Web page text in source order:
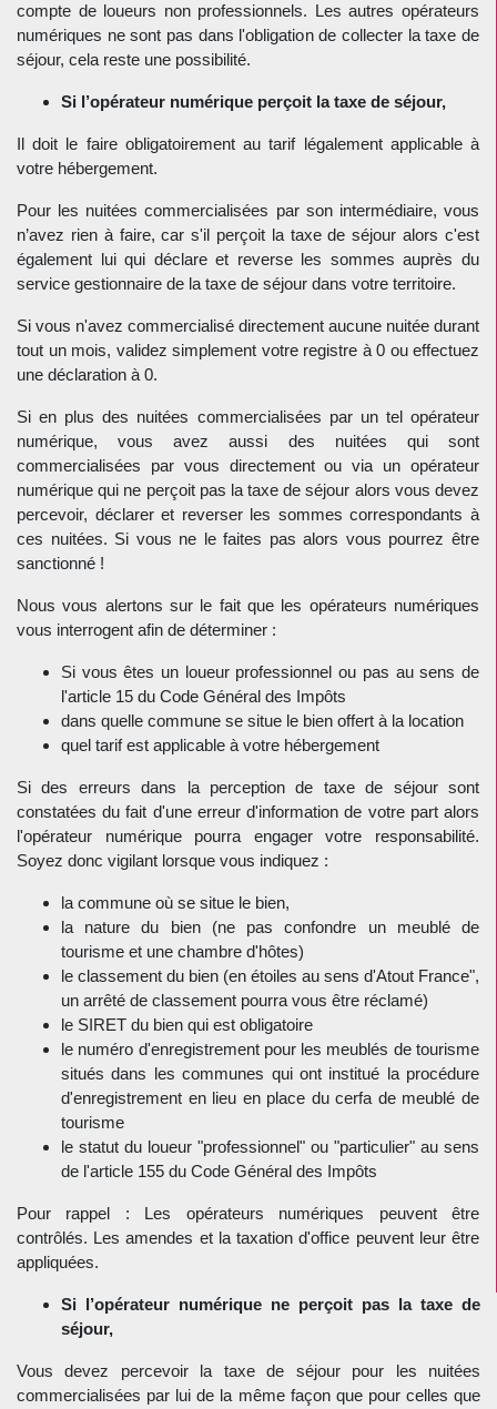
compte de loueurs non professionnels. Les autres opérateurs
numériques ne sont pas dans l'obligation de collecter la taxe de
séjour, cela reste une possibilité.
Si l’opérateur numérique perçoit la taxe de séjour,
Il doit le faire obligatoirement au tarif légalement applicable à
votre hébergement.
Pour les nuitées commercialisées par son intermédiaire, vous
n’avez rien à faire, car s'il perçoit la taxe de séjour alors c'est
également lui qui déclare et reverse les sommes auprès du
service gestionnaire de la taxe de séjour dans votre territoire.
Si vous n'avez commercialisé directement aucune nuitée durant
tout un mois, validez simplement votre registre à 0 ou effectuez
une déclaration à 0.
Si en plus des nuitées commercialisées par un tel opérateur
numérique, vous avez aussi des nuitées qui sont
commercialisées par vous directement ou via un opérateur
numérique qui ne perçoit pas la taxe de séjour alors vous devez
percevoir, déclarer et reverser les sommes correspondants à
ces nuitées. Si vous ne le faites pas alors vous pourrez être
sanctionné !
Nous vous alertons sur le fait que les opérateurs numériques
vous interrogent afin de déterminer :
Si vous êtes un loueur professionnel ou pas au sens de
l'article 15 du Code Général des Impôts
dans quelle commune se situe le bien offert à la location
quel tarif est applicable à votre hébergement
Si des erreurs dans la perception de taxe de séjour sont
constatées du fait d'une erreur d'information de votre part alors
l'opérateur numérique pourra engager votre responsabilité.
Soyez donc vigilant lorsque vous indiquez :
la commune où se situe le bien,
la nature du bien (ne pas confondre un meublé de
tourisme et une chambre d'hôtes)
le classement du bien (en étoiles au sens d'Atout France",
un arrêté de classement pourra vous être réclamé)
le SIRET du bien qui est obligatoire
le numéro d'enregistrement pour les meublés de tourisme
situés dans les communes qui ont institué la procédure
d'enregistrement en lieu en place du cerfa de meublé de
tourisme
le statut du loueur "professionnel" ou "particulier" au sens
de l'article 155 du Code Général des Impôts
Pour rappel : Les opérateurs numériques peuvent être
contrôlés. Les amendes et la taxation d'office peuvent leur être
appliquées.
Si l’opérateur numérique ne perçoit pas la taxe de
séjour,
Vous devez percevoir la taxe de séjour pour les nuitées
commercialisées par lui de la même façon que pour celles que